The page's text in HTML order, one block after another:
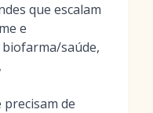
que escalam
e
saúde,
de